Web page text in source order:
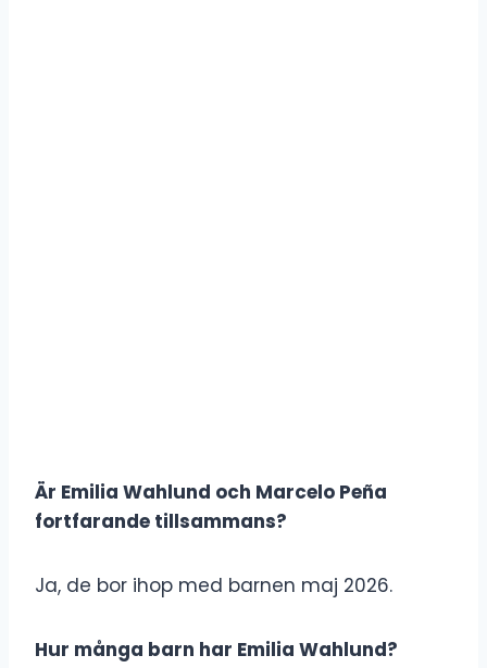
Är Emilia Wahlund och Marcelo Peña
fortfarande tillsammans?
Ja, de bor ihop med barnen maj 2026.
Hur många barn har Emilia Wahlund?